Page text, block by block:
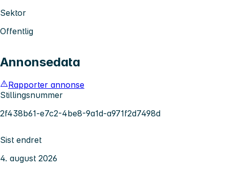
Sektor
Offentlig
Annonsedata
Rapporter annonse
Stillingsnummer
2f438b61-e7c2-4be8-9a1d-a971f2d7498d
Sist endret
4. august 2026